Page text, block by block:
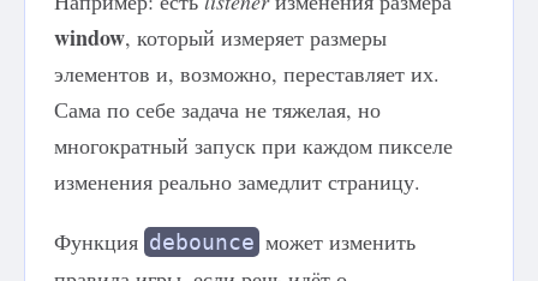
window, который измеряет размеры
элементов и, возможно, переставляет их.
Сама по себе задача не тяжелая, но
многократный запуск при каждом пикселе
изменения реально замедлит страницу.
Функция debounce может изменить